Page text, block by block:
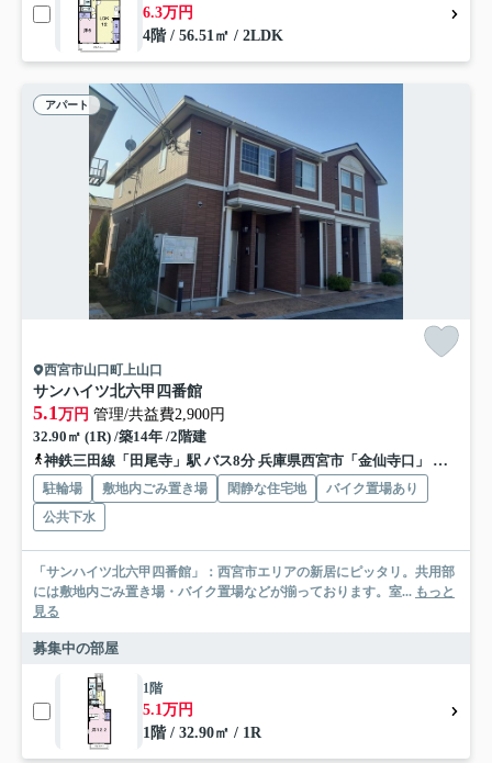
6.3万円
4階 / 56.51㎡ / 2LDK
アパート
西宮市山口町上山口
サンハイツ北六甲四番館
5.1 万円 管理/共益費2,900円
32.90㎡ (1R) /築14年 /2階建
神鉄三田線「田尾寺」駅 バス8分 兵庫県西宮市「金仙寺口」 停歩8分
駐輪場 敷地内ごみ置き場 閑静な住宅地
バイク置場あり
公共下水
「サンハイツ北六甲四番館」：西宮市エリアの新居にピッタリ。共用部
には敷地内ごみ置き場・バイク置場などが揃っております。室... もっと
見る
募集中の部屋
1階
5.1万円
1階 / 32.90㎡ / 1R